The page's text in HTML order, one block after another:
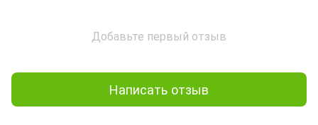
Добавьте первый отзыв
Написать отзыв